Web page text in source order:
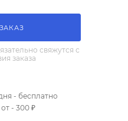
свяжутся с
заказа
- бесплатно
- 300 ₽